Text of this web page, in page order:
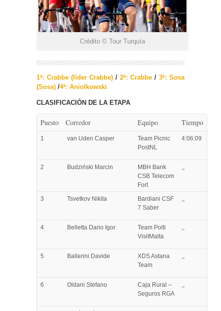
Crédito © Tour Turquía
1ª: Crabbe (líder Crabbe) / 2ª: Crabbe / 3ª: Sosa
(Sosa) /4ª: Aniolkowski
CLASIFICACIÓN DE LA ETAPA
Puesto Corredor Equipo Tiempo
1 van Uden Casper
Team Picnic
PostNL
4:06:09
2 Budziński Marcin
MBH Bank
CSB Telecom
Fort
,,
3 Tsvetkov Nikita
Bardiani CSF
7 Saber
,,
4 Belletta Dario Igor
Team Polti
VisitMalta
,,
5 Ballerini Davide
XDS Astana
Team
,,
6 Oldani Stefano
Caja Rural –
Seguros RGA
,,